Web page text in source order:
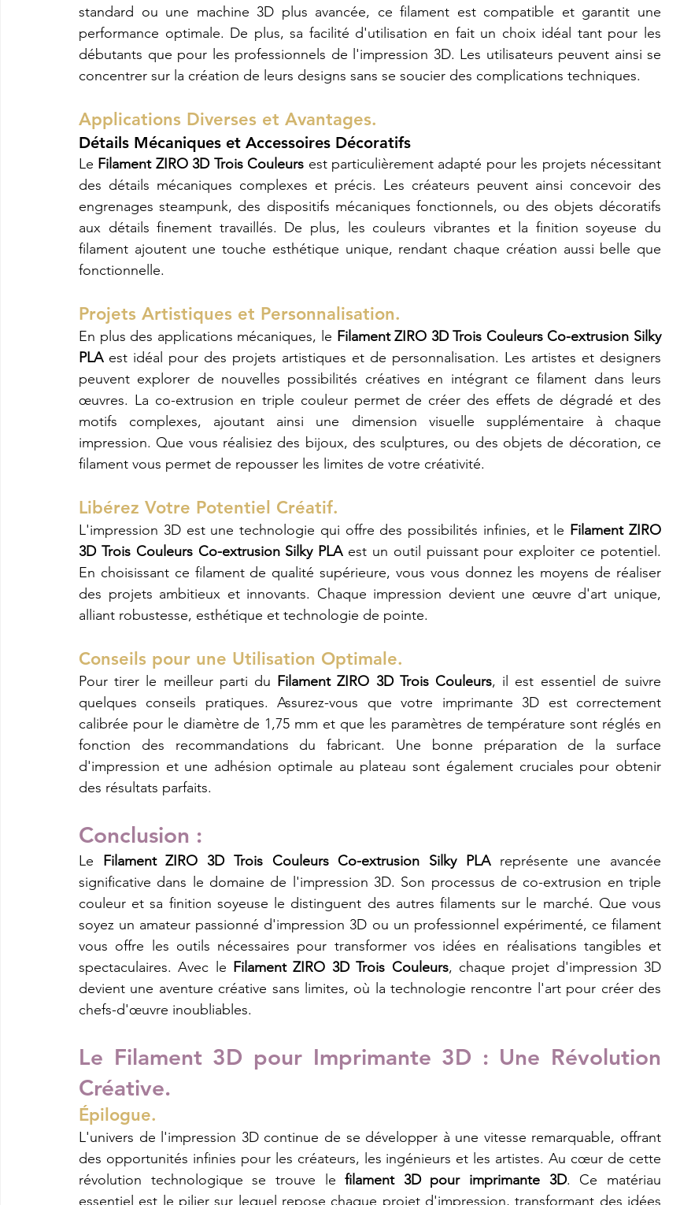
standard ou une machine 3D plus avancée, ce filament est compatible et garantit une
performance optimale. De plus, sa facilité d'utilisation en fait un choix idéal tant pour les
débutants que pour les professionnels de l'impression 3D. Les utilisateurs peuvent ainsi se
concentrer sur la création de leurs designs sans se soucier des complications techniques.
Applications Diverses et Avantages.
Détails Mécaniques et Accessoires Décoratifs
Le Filament ZIRO 3D Trois Couleurs est particulièrement adapté pour les projets nécessitant
des détails mécaniques complexes et précis. Les créateurs peuvent ainsi concevoir des
engrenages steampunk, des dispositifs mécaniques fonctionnels, ou des objets décoratifs
aux détails finement travaillés. De plus, les couleurs vibrantes et la finition soyeuse du
filament ajoutent une touche esthétique unique, rendant chaque création aussi belle que
fonctionnelle.
Projets Artistiques et Personnalisation.
En plus des applications mécaniques, le Filament ZIRO 3D Trois Couleurs Co-extrusion Silky
PLA est idéal pour des projets artistiques et de personnalisation. Les artistes et designers
peuvent explorer de nouvelles possibilités créatives en intégrant ce filament dans leurs
œuvres. La co-extrusion en triple couleur permet de créer des effets de dégradé et des
motifs complexes, ajoutant ainsi une dimension visuelle supplémentaire à chaque
impression. Que vous réalisiez des bijoux, des sculptures, ou des objets de décoration, ce
filament vous permet de repousser les limites de votre créativité.
Libérez Votre Potentiel Créatif.
L'impression 3D est une technologie qui offre des possibilités infinies, et le Filament ZIRO
3D Trois Couleurs Co-extrusion Silky PLA est un outil puissant pour exploiter ce potentiel.
En choisissant ce filament de qualité supérieure, vous vous donnez les moyens de réaliser
des projets ambitieux et innovants. Chaque impression devient une œuvre d'art unique,
alliant robustesse, esthétique et technologie de pointe.
Conseils pour une Utilisation Optimale.
Pour tirer le meilleur parti du Filament ZIRO 3D Trois Couleurs, il est essentiel de suivre
quelques conseils pratiques. Assurez-vous que votre imprimante 3D est correctement
calibrée pour le diamètre de 1,75 mm et que les paramètres de température sont réglés en
fonction des recommandations du fabricant. Une bonne préparation de la surface
d'impression et une adhésion optimale au plateau sont également cruciales pour obtenir
des résultats parfaits.
Conclusion :
Le Filament ZIRO 3D Trois Couleurs Co-extrusion Silky PLA représente une avancée
significative dans le domaine de l'impression 3D. Son processus de co-extrusion en triple
couleur et sa finition soyeuse le distinguent des autres filaments sur le marché. Que vous
soyez un amateur passionné d'impression 3D ou un professionnel expérimenté, ce filament
vous offre les outils nécessaires pour transformer vos idées en réalisations tangibles et
spectaculaires. Avec le Filament ZIRO 3D Trois Couleurs, chaque projet d'impression 3D
devient une aventure créative sans limites, où la technologie rencontre l'art pour créer des
chefs-d'œuvre inoubliables.
Le Filament 3D pour Imprimante 3D : Une Révolution
Créative.
Épilogue.
L'univers de l'impression 3D continue de se développer à une vitesse remarquable, offrant
des opportunités infinies pour les créateurs, les ingénieurs et les artistes. Au cœur de cette
révolution technologique se trouve le filament 3D pour imprimante 3D. Ce matériau
essentiel est le pilier sur lequel repose chaque projet d'impression, transformant des idées